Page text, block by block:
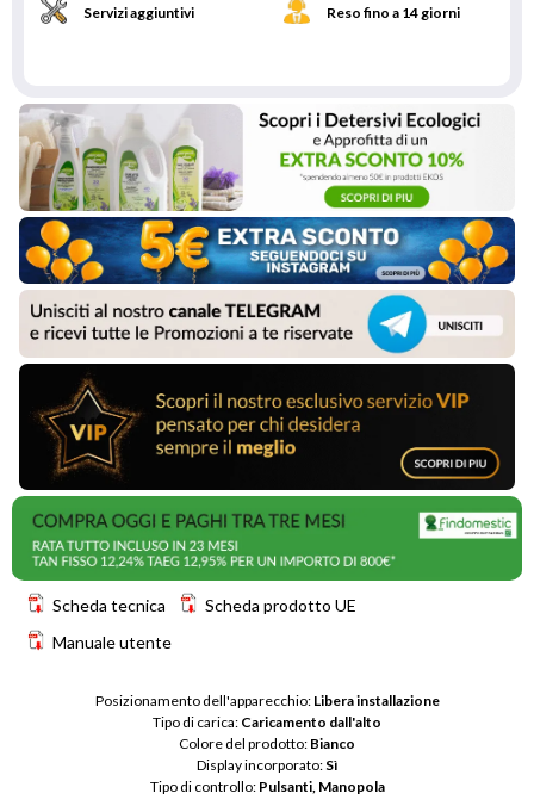
Servizi aggiuntivi Reso fino a 14 giorni
Scheda tecnica
Scheda prodotto UE
Manuale utente
Posizionamento dell'apparecchio: Libera installazione
Tipo di carica: Caricamento dall'alto
Colore del prodotto: Bianco
Display incorporato: Sì
Tipo di controllo: Pulsanti, Manopola